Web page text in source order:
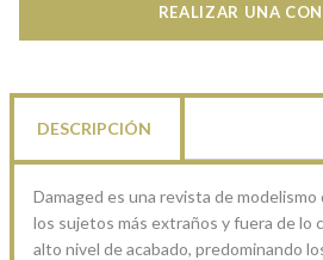
REALIZAR UNA
DESCRIPCIÓN
Damaged es una revista de
los sujetos más extraños y fuera de lo
alto nivel de acabado, predominando